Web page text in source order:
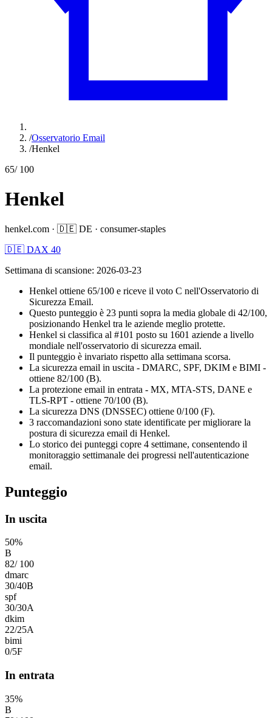
/Osservatorio Email
/Henkel
65/ 100
Henkel
henkel.com · 🇩🇪 DE · consumer-staples
🇩🇪 DAX 40
Settimana di scansione: 2026-03-23
Henkel ottiene 65/100 e riceve il voto C nell'Osservatorio di
Sicurezza Email.
Questo punteggio è 23 punti sopra la media globale di 42/100,
posizionando Henkel tra le aziende meglio protette.
Henkel si classifica al #101 posto su 1601 aziende a livello
mondiale nell'osservatorio di sicurezza email.
Il punteggio è invariato rispetto alla settimana scorsa.
La sicurezza email in uscita - DMARC, SPF, DKIM e BIMI -
ottiene 82/100 (B).
La protezione email in entrata - MX, MTA-STS, DANE e
TLS-RPT - ottiene 70/100 (B).
La sicurezza DNS (DNSSEC) ottiene 0/100 (F).
3 raccomandazioni sono state identificate per migliorare la
postura di sicurezza email di Henkel.
Lo storico dei punteggi copre 4 settimane, consentendo il
monitoraggio settimanale dei progressi nell'autenticazione
email.
Punteggio
In uscita
50%
B
82/ 100
dmarc
30/40B
spf
30/30A
dkim
22/25A
bimi
0/5F
In entrata
35%
B